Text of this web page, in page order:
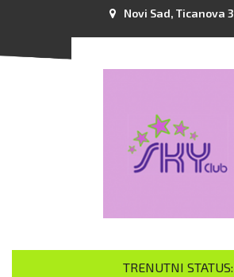
Novi Sad, Ticanova 3
TRENUTNI STATUS: